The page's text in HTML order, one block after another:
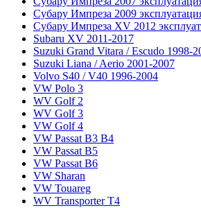
Субару Импреза 2009
Субару Импреза XV 2012
Subaru XV 2011-2017
Suzuki Grand Vitara / Escudo 1998-
Suzuki Liana / Aerio 2001-2007
Volvo S40 / V40 1996-2004
VW Polo 3
WV Golf 2
WV Golf 3
VW Golf 4
VW Passat B3 B4
VW Passat B5
VW Passat B6
VW Sharan
VW Touareg
WV Transporter T4